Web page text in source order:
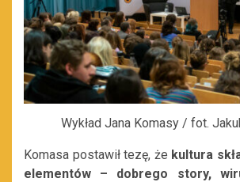
Wykład Jana Komasy / fot.
Komasa postawił tezę, że kultura
elementów – dobrego story,